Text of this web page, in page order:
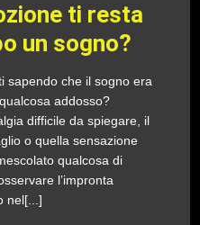
ti resta
un sogno?
sapendo che il sogno era
addosso?
difficile da spiegare, il
o quella sensazione
qualcosa di
l’impronta
nel[...]